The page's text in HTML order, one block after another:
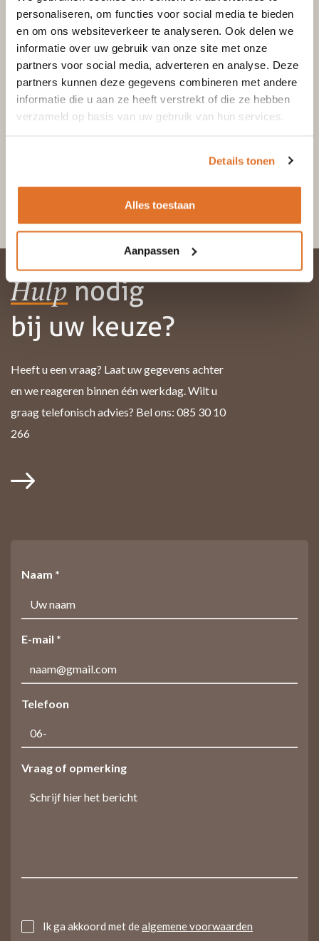
personaliseren, om functies voor social media te bieden
en om ons websiteverkeer te analyseren. Ook delen we
informatie over uw gebruik van onze site met onze
partners voor social media, adverteren en analyse. Deze
partners kunnen deze gegevens combineren met andere
informatie die u aan ze heeft verstrekt of die ze hebben
verzameld op basis van uw gebruik van hun services.
Details tonen
Alles toestaan
Aanpassen
Hulpnodig
bij uw keuze?
Heeft u een vraag? Laat uw gegevens achter
en we reageren binnen één werkdag. Wilt u
graag telefonisch advies? Bel ons: 085 30 10
266
Naam *
E-mail *
Telefoon
Vraag of opmerking
UntitledIk ga akkoord met dealgemene voorwaarden